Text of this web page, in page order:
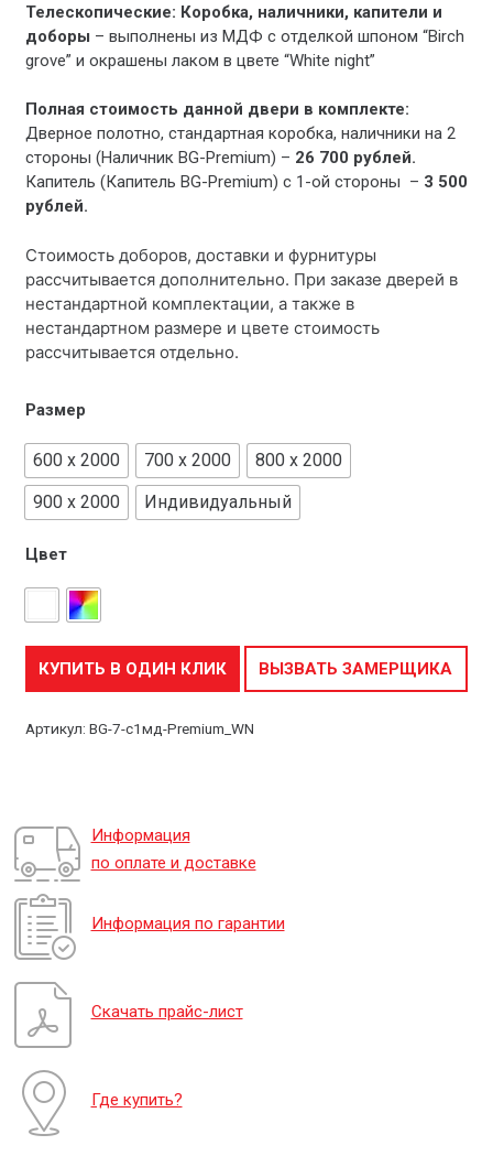
Телескопические: Коробка, наличники, капители и
доборы – выполнены из МДФ с отделкой шпоном “Birch
grove” и окрашены лаком в цвете “White night”
Полная стоимость данной двери в комплекте:
Дверное полотно, стандартная коробка, наличники на 2
стороны (Наличник BG-Premium) – 26 700 рублей.
Капитель (Капитель BG-Premium) с 1-ой стороны – 3 500
рублей.
Стоимость доборов, доставки и фурнитуры
рассчитывается дополнительно. При заказе дверей в
нестандартной комплектации, а также в
нестандартном размере и цвете стоимость
рассчитывается отдельно.
Размер
600 x 2000 700 x 2000
800 x 2000
900 x 2000
Индивидуальный
Цвет
КУПИТЬ В ОДИН КЛИК ВЫЗВАТЬ ЗАМЕРЩИКА
Артикул: BG-7-с1мд-Premium_WN
Информация
по оплате и доставке
Информация по гарантии
Скачать прайс-лист
Где купить?